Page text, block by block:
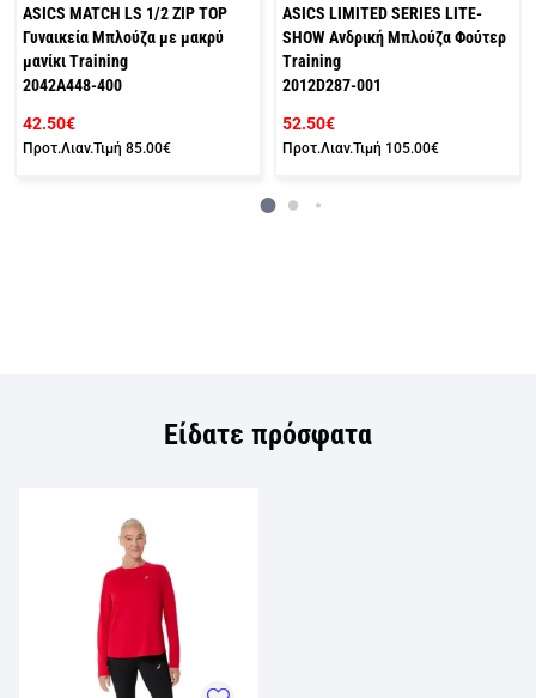
ASICS MATCH LS 1/2 ZIP TOP
Γυναικεία Μπλούζα με μακρύ
μανίκι Training
2042A448-400
42.50€
Προτ.Λιαν.Τιμή 85.00€
ASICS LIMITED SERIES LITE-
SHOW Ανδρική Μπλούζα Φούτερ
Training
2012D287-001
52.50€
Προτ.Λιαν.Τιμή 105.00€
Είδατε πρόσφατα